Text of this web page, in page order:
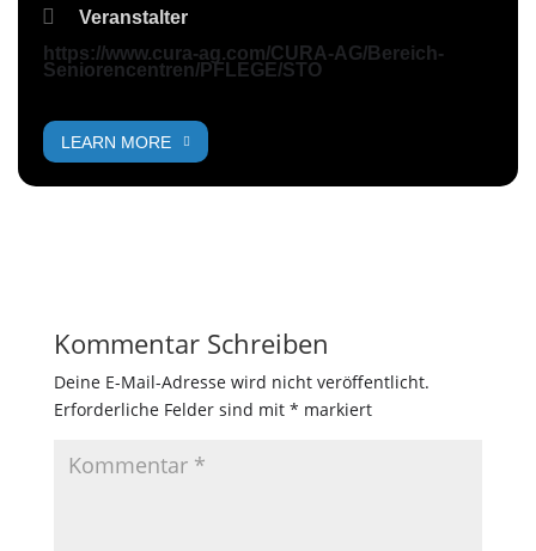
Veranstalter
https://www.cura-ag.com/CURA-AG/Bereich-
Seniorencentren/PFLEGE/STO
LEARN MORE
Kommentar Schreiben
Deine E-Mail-Adresse wird nicht veröffentlicht.
Erforderliche Felder sind mit * markiert